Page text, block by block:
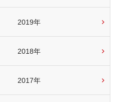
2019年
2018年
2017年